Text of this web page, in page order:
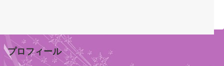
プロフィール